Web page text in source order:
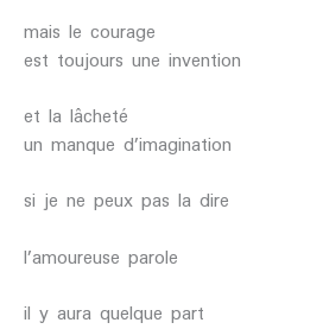
mais le courage
est toujours une invention
et la lâcheté
un manque d’imagination
si je ne peux pas la dire
l’amoureuse parole
il y aura quelque part